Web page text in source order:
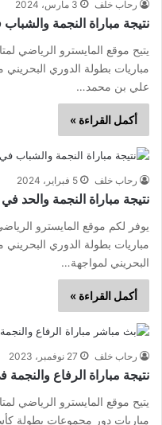
رحاب خلف 3 مارس، 2024
نتيجة مباراة النجمة والشباب في
يتيح موقع المايسترو الرياضي
علي بن محمد…
أكمل القراءة »
رحاب خلف 5 فبراير، 2024
نتيجة مباراة النجمة والحد في
يوفر لكم موقع المايسترو
البحريني لمواجهة…
أكمل القراءة »
رحاب خلف 27 نوفمبر، 2023
نتيجة مباراة الرفاع
يتيح موقع المايسترو الرياضي
مباريات دور مجموعات بطولة